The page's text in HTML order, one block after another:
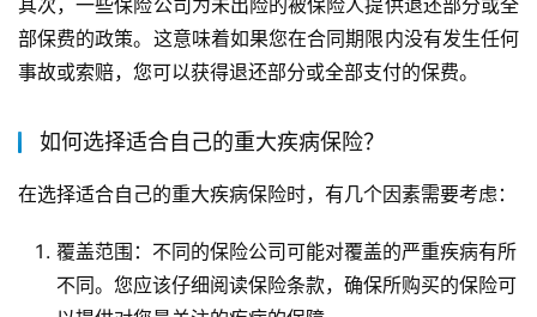
部保费的政策。这意味着如果您在合同期限内没有发生任何
事故或索赔，您可以获得退还部分或全部支付的保费。
如何选择适合自己的重大疾病保险？
在选择适合自己的重大疾病保险时，有几个因素需要考虑：
覆盖范围：不同的保险公司可能对覆盖的严重疾病有所
不同。您应该仔细阅读保险条款，确保所购买的保险可